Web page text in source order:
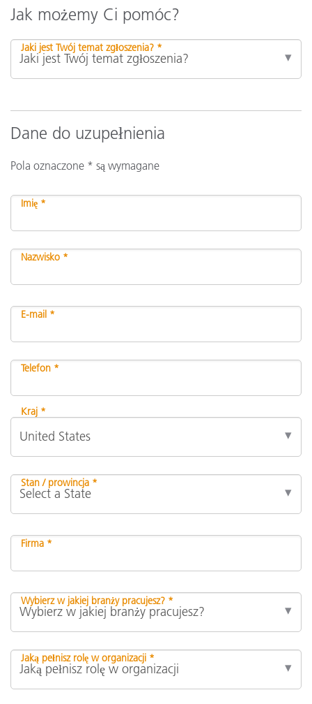
Jak możemy Ci pomóc?
Jaki jest Twój temat zgłoszenia? *
Dane do uzupełnienia
Pola oznaczone * są wymagane
Imię *
Nazwisko *
E-mail *
Telefon *
Kraj *
Stan / prowincja *
Firma *
Wybierz w jakiej branży pracujesz? *
Jaką pełnisz rolę w organizacji *